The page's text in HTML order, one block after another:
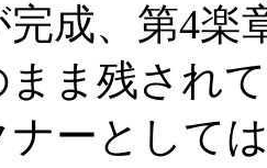
成、第4楽
まま残され
ーとして